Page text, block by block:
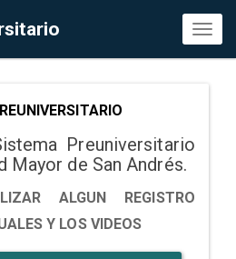
Preuniversitario
Mayor de San Andrés.
ALGUN REGISTRO
Y LOS VIDEOS